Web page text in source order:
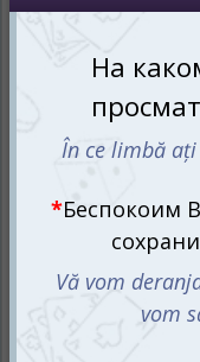
очистив пруд от
места от
жетонов улова,
простые и
значение
дети не запутаются.